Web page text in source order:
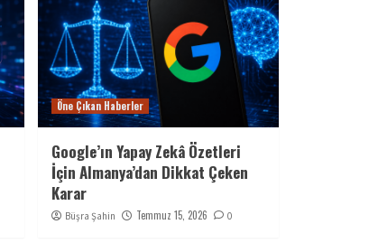
Öne Çıkan Haberler
Google’ın Yapay Zekâ Özetleri
İçin Almanya’dan Dikkat Çeken
Karar
Büşra Şahin Temmuz 15, 2026 0